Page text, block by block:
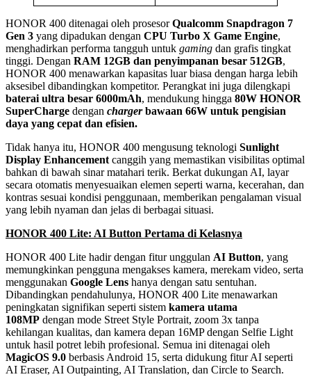
HONOR 400 ditenagai oleh prosesorQualcomm Snapdragon 7
Gen 3 yang dipadukan dengan CPU Turbo X Game Engine,
menghadirkan performa tangguh untuk gaming dan grafis tingkat
tinggi. Dengan RAM 12GB dan penyimpanan besar 512GB,
HONOR 400 menawarkan kapasitas luar biasa dengan harga lebih
aksesibel dibandingkan kompetitor. Perangkat ini juga dilengkapi
baterai ultra besar 6000mAh, mendukung hingga 80W HONOR
SuperCharge dengan chargerbawaan 66W untuk pengisian
daya yang cepat dan efisien.
Tidak hanya itu, HONOR 400 mengusung teknologi Sunlight
Display Enhancement canggih yang memastikan visibilitas optimal
bahkan di bawah sinar matahari terik. Berkat dukungan AI, layar
secara otomatis menyesuaikan elemen seperti warna, kecerahan, dan
kontras sesuai kondisi penggunaan, memberikan pengalaman visual
yang lebih nyaman dan jelas di berbagai situasi.
HONOR 400 Lite: AI Button Pertama di Kelasnya
HONOR 400 Lite hadir dengan fitur unggulan AI Button, yang
memungkinkan pengguna mengakses kamera, merekam video, serta
menggunakan Google Lens hanya dengan satu sentuhan.
Dibandingkan pendahulunya, HONOR 400 Lite menawarkan
peningkatan signifikan seperti sistem kamera utama
108MP dengan mode Street Style Portrait, zoom 3x tanpa
kehilangan kualitas, dan kamera depan 16MP dengan Selfie Light
untuk hasil potret lebih profesional. Semua ini ditenagai oleh
MagicOS 9.0 berbasis Android 15, serta didukung fitur AI seperti
AI Eraser, AI Outpainting, AI Translation, dan Circle to Search.